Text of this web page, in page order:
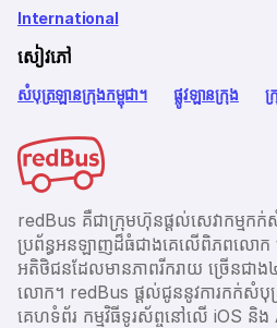
International
សៀវភៅ
សំបុត្រឡានក្រុងកម្ពុជា។ ផ្លូវឡានក្រុង ក្
redBus គឺជាក្រុមហ៊ុនផ្តល់សេវាកម្មកក់
ប្រព័ន្ធអនឡាញដ៏ធំជាងគេលើពិភពលោ
អតិថិជនដែលមានភាពរីករាយ ច្រើនជ
លោក។ redBus ផ្ដល់ជូននូវការកក់សំបុត្
គេហទំព័រ កម្មវិធីទូរស័ព្ចនៅលើ iOS